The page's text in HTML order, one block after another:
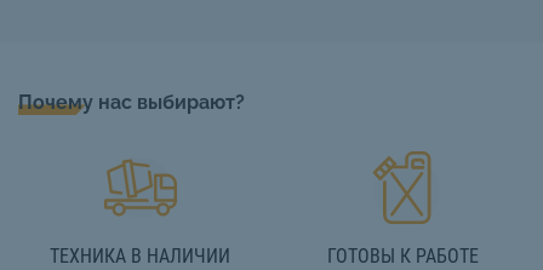
Почему нас выбирают?
ТЕХНИКА В НАЛИЧИИ ГОТОВЫ К РАБОТЕ